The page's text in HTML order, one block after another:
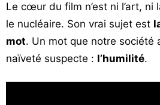
Le cœur du film n’est ni l’art, ni
le nucléaire. Son vrai sujet est
mot. Un mot que notre société
naïveté suspecte : l’humilité.